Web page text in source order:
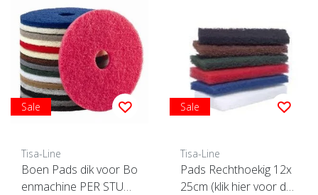
Sale
Tisa-Line
Boen Pads dik voor Bo
enmachine PER STUK
Sale
Tisa-Line
Pads Rechthoekig 12x
25cm (klik hier voor de